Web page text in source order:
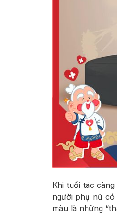
Khi tuổi tác
người phụ nữ
màu là những